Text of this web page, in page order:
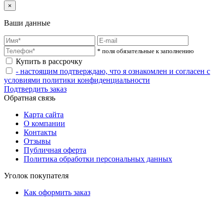
×
Ваши данные
* поля обязательные к заполнению
Купить в рассрочку
- настоящим подтверждаю, что я ознакомлен и согласен с
условиями политики конфиденциальности
Подтвердить заказ
Обратная связь
Карта сайта
О компании
Контакты
Отзывы
Публичная оферта
Политика обработки персональных данных
Уголок покупателя
Как оформить заказ